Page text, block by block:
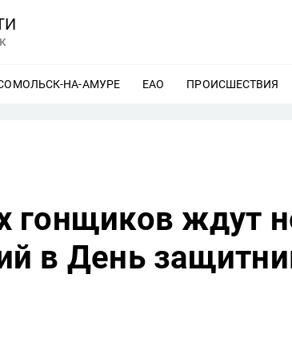
НА-АМУРЕ ЕЩЕ
ЕАО ЕЩЕ
ПРОИСШЕСТВИЯ
гонщиков ждут
в День